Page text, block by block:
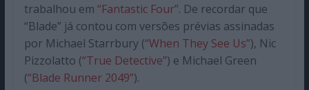
trabalhou em “Fantastic Four”. De recordar que
“Blade” já contou com versões prévias assinadas
por Michael Starrbury (“When They See Us”), Nic
Pizzolatto (“True Detective”) e Michael Green
(“Blade Runner 2049”).